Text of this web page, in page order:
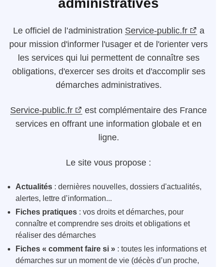
administratives
Le officiel de l’administration Service-public.fr
a
pour mission d'informer l'usager et de l'orienter vers
les services qui lui permettent de connaître ses
obligations, d'exercer ses droits et d'accomplir ses
démarches administratives.
Service-public.fr
est complémentaire des France
services en offrant une information globale et en
ligne.
Le site vous propose :
Actualités : dernières nouvelles, dossiers d'actualités,
alertes, lettre d’information...
Fiches pratiques : vos droits et démarches, pour
connaître et comprendre ses droits et obligations et
réaliser des démarches
Fiches « comment faire si » : toutes les informations et
démarches sur un moment de vie (décès d’un proche,